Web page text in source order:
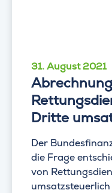
31. August 2021
Dritte
Der
die Frage
von